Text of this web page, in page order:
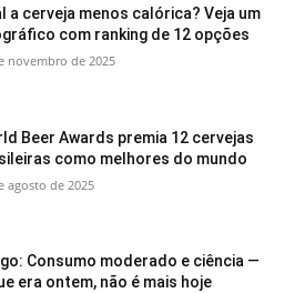
a cerveja menos calórica? Veja um
com ranking de 12 opções
novembro de 2025
Beer Awards premia 12 cervejas
como melhores do mundo
agosto de 2025
Consumo moderado e ciência —
era ontem, não é mais hoje